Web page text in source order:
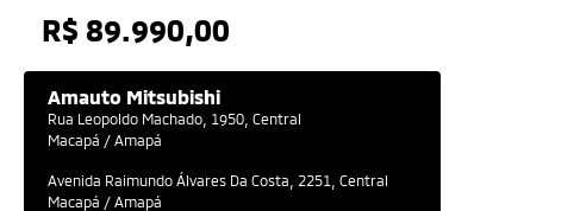
R$ 89.990,00
Amauto Mitsubishi
Rua Leopoldo Machado, 1950, Central
Macapá / Amapá
Avenida Raimundo Álvares Da Costa, 2251, Central
Macapá / Amapá